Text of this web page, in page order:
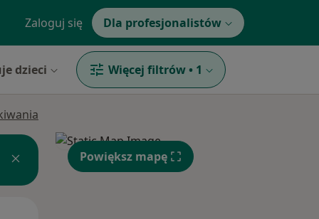
Zaloguj się Dla profesjonalistów
dzieci Więcej filtrów • 1
Powiększ mapę